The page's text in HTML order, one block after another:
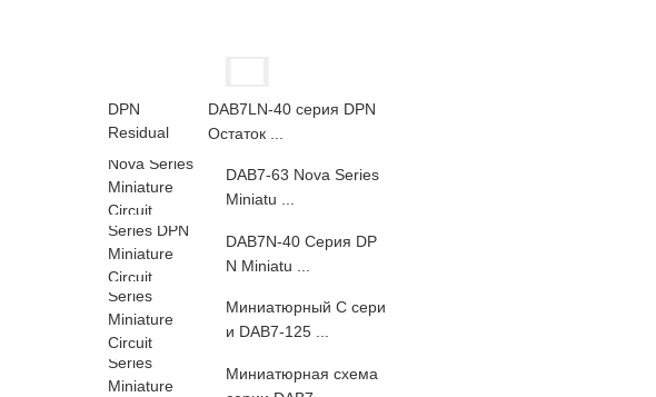
DAB7LN-40 серия DPN
Остаток ...
DAB7-63 Nova Series
Miniatu ...
DAB7N-40 Серия DP
N Miniatu ...
Миниатюрный C сери
и DAB7-125 ...
Миниатюрная схема